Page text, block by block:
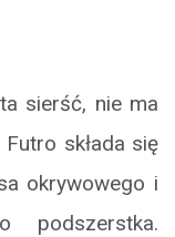
sierść, nie ma
składa się
okrywowego i
podszerstka.